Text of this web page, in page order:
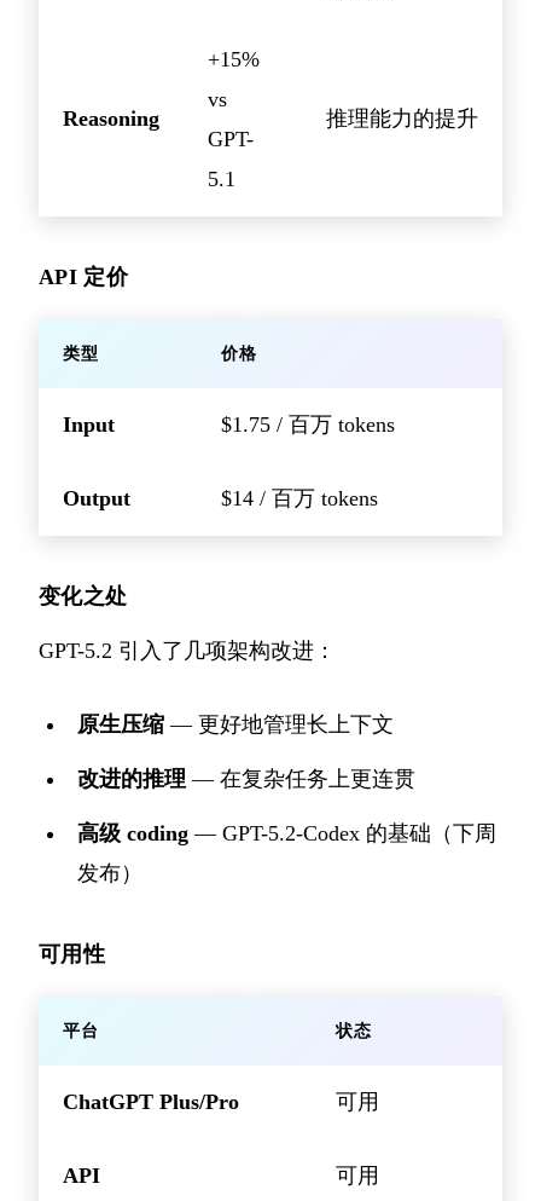
Reasoning
+15%
vs
GPT-
5.1
推理能力的提升
API 定价
类型 价格
Input $1.75 / 百万 tokens
Output $14 / 百万 tokens
变化之处
GPT-5.2 引入了几项架构改进：
原生压缩 — 更好地管理长上下文
改进的推理 — 在复杂任务上更连贯
高级 coding — GPT-5.2-Codex 的基础（下周
发布）
可用性
平台 状态
ChatGPT Plus/Pro 可用
API 可用